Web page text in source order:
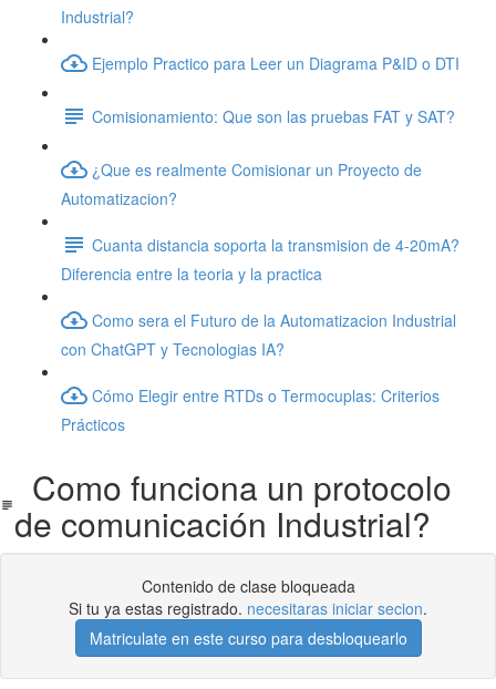
Industrial?
Ejemplo Practico para Leer un Diagrama P&ID o DTI
Comisionamiento: Que son las pruebas FAT y SAT?
¿Que es realmente Comisionar un Proyecto de
Automatizacion?
Cuanta distancia soporta la transmision de 4-20mA?
Diferencia entre la teoria y la practica
Como sera el Futuro de la Automatizacion Industrial
con ChatGPT y Tecnologias IA?
Cómo Elegir entre RTDs o Termocuplas: Criterios
Prácticos
Como funciona un protocolo
de comunicación Industrial?
Contenido de clase bloqueada
Si tu ya estas registrado. necesitaras iniciar secion.
Matriculate en este curso para desbloquearlo